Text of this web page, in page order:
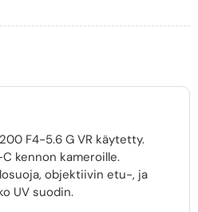
F4-5.6 G VR käytetty.
kennon kameroille.
objektiivin etu-, ja
UV suodin.